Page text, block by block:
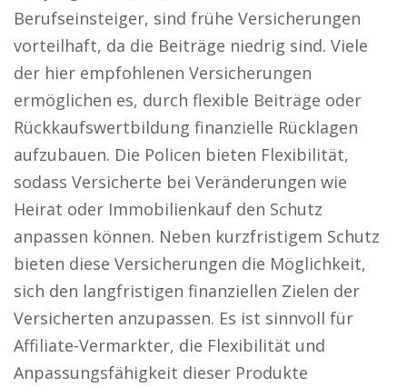
Berufseinsteiger, sind frühe Versicherungen
vorteilhaft, da die Beiträge niedrig sind. Viele
der hier empfohlenen Versicherungen
ermöglichen es, durch flexible Beiträge oder
Rückkaufswertbildung finanzielle Rücklagen
aufzubauen. Die Policen bieten Flexibilität,
sodass Versicherte bei Veränderungen wie
Heirat oder Immobilienkauf den Schutz
anpassen können. Neben kurzfristigem Schutz
bieten diese Versicherungen die Möglichkeit,
sich den langfristigen finanziellen Zielen der
Versicherten anzupassen. Es ist sinnvoll für
Affiliate-Vermarkter, die Flexibilität und
Anpassungsfähigkeit dieser Produkte